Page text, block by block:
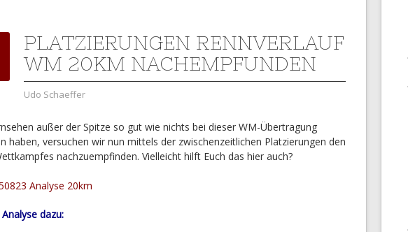
PLATZIERUNGEN RENNVERLAUF
WM 20KM NACHEMPFUNDEN
Udo Schaeffer
außer der Spitze so gut wie nichts bei dieser WM-Übertragung
haben, versuchen wir nun mittels der zwischenzeitlichen Platzierungen den
nachzuempfinden. Vielleicht hilft Euch das hier auch?
dazu: